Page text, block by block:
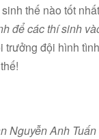
thế nào tốt
để các thí sinh
đội hình
Nguyễn Anh